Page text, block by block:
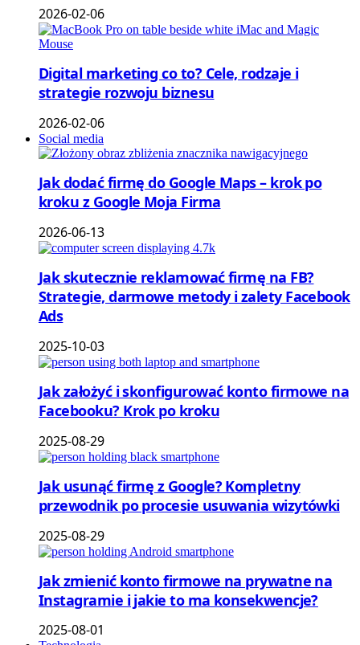
2026-02-06
Digital marketing co to? Cele, rodzaje i
strategie rozwoju biznesu
2026-02-06
Social media
Jak dodać firmę do Google Maps – krok po
kroku z Google Moja Firma
2026-06-13
Jak skutecznie reklamować firmę na FB?
Strategie, darmowe metody i zalety Facebook
Ads
2025-10-03
Jak założyć i skonfigurować konto firmowe na
Facebooku? Krok po kroku
2025-08-29
Jak usunąć firmę z Google? Kompletny
przewodnik po procesie usuwania wizytówki
2025-08-29
Jak zmienić konto firmowe na prywatne na
Instagramie i jakie to ma konsekwencje?
2025-08-01